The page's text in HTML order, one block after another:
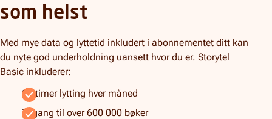
som helst
Med mye data og lyttetid inkludert i abonnementet ditt kan
du nyte god underholdning uansett hvor du er. Storytel
Basic inkluderer:
20 timer lytting hver måned
Tilgang til over 600 000 bøker